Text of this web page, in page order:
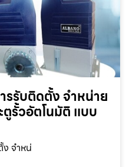
รรับติดตั้ง จำหน่าย
ตูรั้วอัตโนมัติ แบบ
จำหน่